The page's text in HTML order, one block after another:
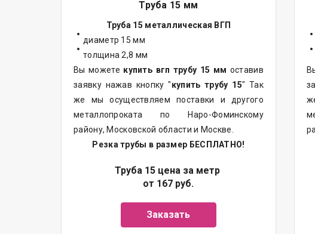
Труба 15 мм
Труба 15 металлическая ВГП
диаметр 15 мм
толщина 2,8 мм
Вы можете купить вгп трубу 15 мм оставив
заявку нажав кнопку "купить трубу 15" Так
же мы осуществляемпоставки и другого
металлопроката по Наро-Фоминскому
району, Московской области и Москве.
Резка трубы в размер БЕСПЛАТНО!
Труба 15 цена за метр
от 167 руб.
Заказать